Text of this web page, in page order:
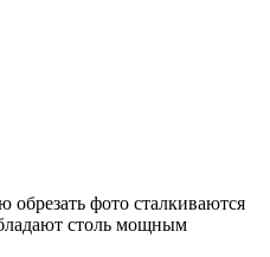
обрезать фото сталкиваются
столь мощным